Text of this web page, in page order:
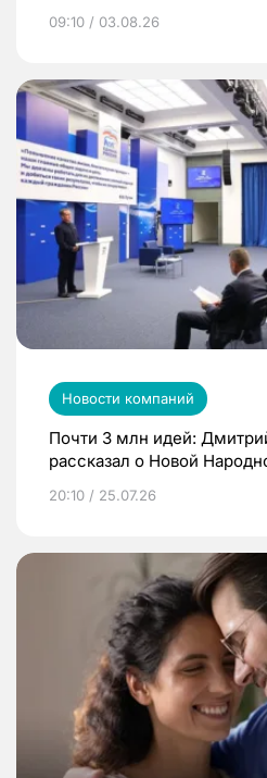
09:10 / 03.08.26
Новости компаний
Почти 3 млн идей:
рассказал о Новой
20:10 / 25.07.26